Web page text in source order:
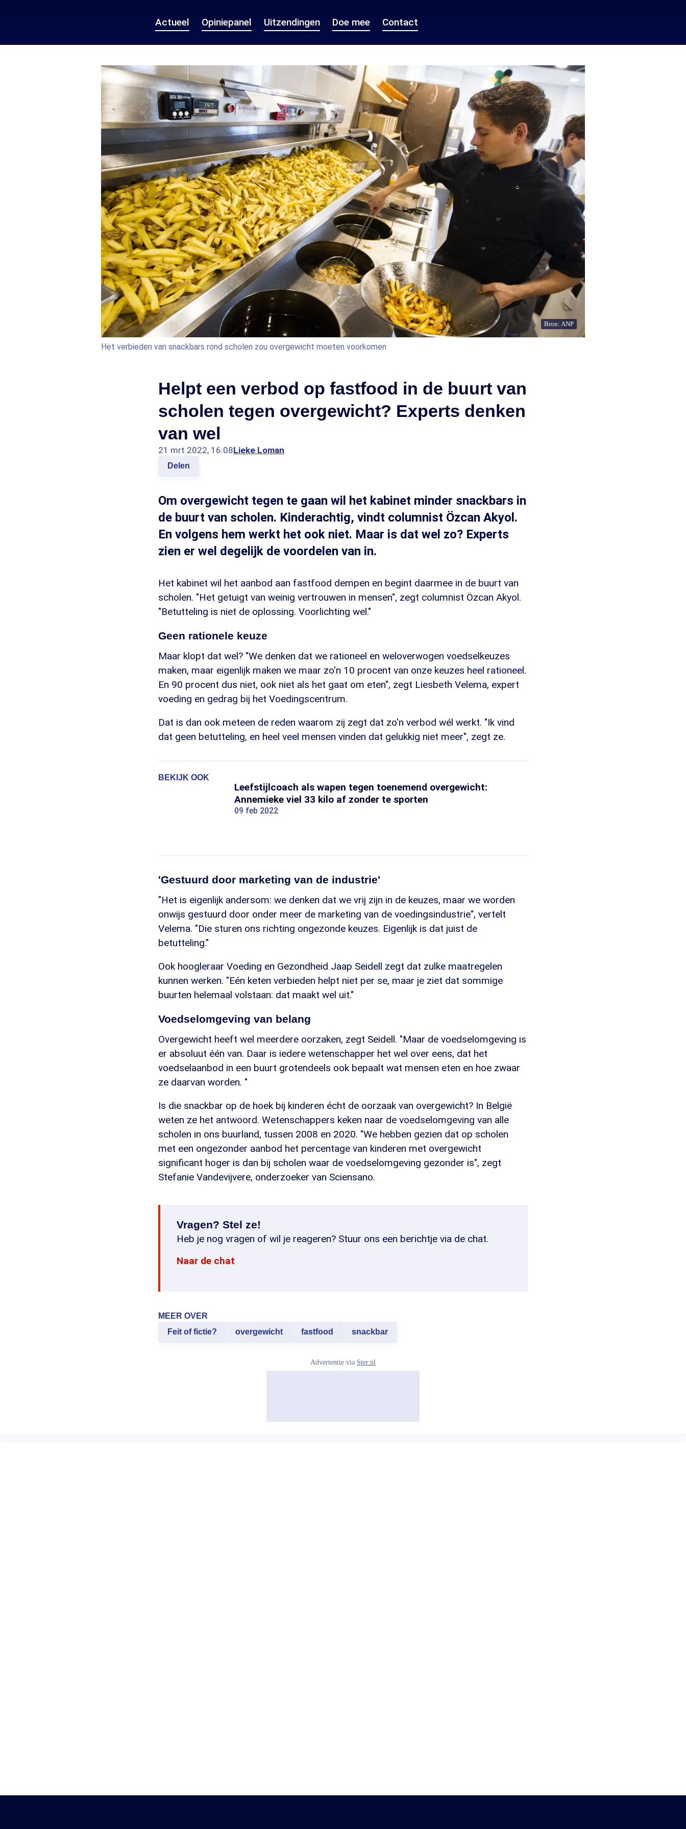
Actueel Opiniepanel Uitzendingen Doe mee Contact
Bron: ANP
Het verbieden van snackbars rond scholen zou overgewicht moeten voorkomen
Helpt een verbod op fastfood in de buurt van
scholen tegen overgewicht? Experts denken
van wel
21 mrt 2022, 16:08Lieke Loman
Delen
Om overgewicht tegen te gaan wil het kabinet minder snackbars in
de buurt van scholen. Kinderachtig, vindt columnist Özcan Akyol.
En volgens hem werkt het ook niet. Maar is dat wel zo? Experts
zien er wel degelijk de voordelen van in.
Het kabinet wil het aanbod aan fastfood dempen en begint daarmee in de buurt van
scholen. "Het getuigt van weinig vertrouwen in mensen", zegt columnist Özcan Akyol.
"Betutteling is niet de oplossing. Voorlichting wel."
Geen rationele keuze
Maar klopt dat wel? "We denken dat we rationeel en weloverwogen voedselkeuzes
maken, maar eigenlijk maken we maar zo'n 10 procent van onze keuzes heel rationeel.
En 90 procent dus niet, ook niet als het gaat om eten", zegt Liesbeth Velema, expert
voeding en gedrag bij het Voedingscentrum.
Dat is dan ook meteen de reden waarom zij zegt dat zo'n verbod wél werkt. "Ik vind
dat geen betutteling, en heel veel mensen vinden dat gelukkig niet meer", zegt ze.
BEKIJK OOK
Leefstijlcoach als wapen tegen toenemend overgewicht:
Annemieke viel 33 kilo af zonder te sporten
09 feb 2022
'Gestuurd door marketing van de industrie'
"Het is eigenlijk andersom: we denken dat we vrij zijn in de keuzes, maar we worden
onwijs gestuurd door onder meer de marketing van de voedingsindustrie", vertelt
Velema. "Die sturen ons richting ongezonde keuzes. Eigenlijk is dat juist de
betutteling."
Ook hoogleraar Voeding en Gezondheid Jaap Seidell zegt dat zulke maatregelen
kunnen werken. "Eén keten verbieden helpt niet per se, maar je ziet dat sommige
buurten helemaal volstaan: dat maakt wel uit."
Voedselomgeving van belang
Overgewicht heeft wel meerdere oorzaken, zegt Seidell. "Maar de voedselomgeving is
er absoluut één van. Daar is iedere wetenschapper het wel over eens, dat het
voedselaanbod in een buurt grotendeels ook bepaalt wat mensen eten en hoe zwaar
ze daarvan worden. "
Is die snackbar op de hoek bij kinderen écht de oorzaak van overgewicht? In België
weten ze het antwoord. Wetenschappers keken naar de voedselomgeving van alle
scholen in ons buurland, tussen 2008 en 2020. "We hebben gezien dat op scholen
met een ongezonder aanbod het percentage van kinderen met overgewicht
significant hoger is dan bij scholen waar de voedselomgeving gezonder is", zegt
Stefanie Vandevijvere, onderzoeker van Sciensano.
Vragen? Stel ze!
Heb je nog vragen of wil je reageren? Stuur ons een berichtje via de chat.
Naar de chat
MEER OVER
Feit of fictie?
overgewicht fastfood snackbar
Advertentie via Ster.nl